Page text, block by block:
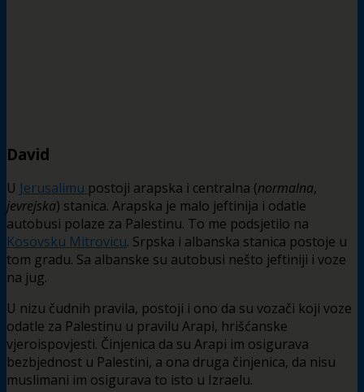
David
U Jerusalimu postoji arapska i centralna (normalna,
jevrejska) stanica. Arapska je malo jeftinija i odatle
autobusi polaze za Palestinu. To me podsjetilo na
Kosovsku Mitrovicu. Srpska i albanska stanica postoje u
tom gradu. Sa albanske su autobusi nešto jeftiniji i voze
na jug.
U nizu čudnih pravila, postoji i ono da su vozači koji voze
odatle za Palestinu u pravilu Arapi, hrišćanske
vjeroispovjesti. Činjenica da su Arapi im osigurava
bezbjednost u Palestini, a ona druga činjenica, da nisu
muslimani im osigurava to isto u Izraelu.